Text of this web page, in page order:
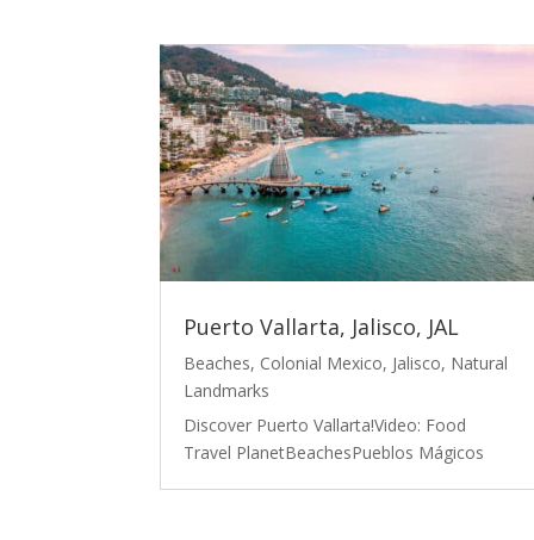
Puerto Vallarta, Jalisco, JAL
Beaches, Colonial Mexico, Jalisco, Natural
Landmarks
Discover Puerto Vallarta!Video: Food
Travel PlanetBeachesPueblos Mágicos